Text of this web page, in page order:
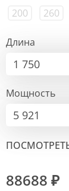
200
260
Длина
1 750
Мощность
5 921
88688 ₽